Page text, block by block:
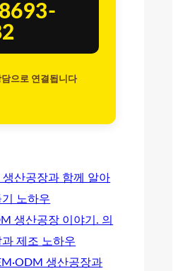
으로 연결됩니다
산공장과 함께 알아
노하우
생산공장 이야기. 의
제조 노하우
생산공장과